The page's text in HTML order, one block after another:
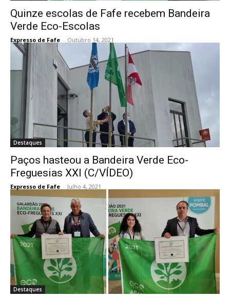
Quinze escolas de Fafe recebem Bandeira
Verde Eco-Escolas
Expresso de Fafe - Outubro 14, 2021
Destaques
Paços hasteou a Bandeira Verde Eco-
Freguesias XXI (C/VÍDEO)
Expresso de Fafe - Julho 4, 2021
Destaques